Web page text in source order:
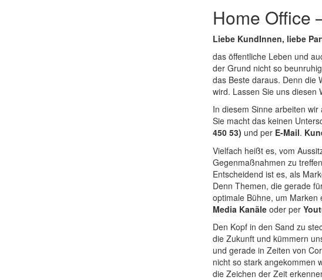
Home Office
Liebe KundInnen, liebe
das öffentliche Leben und
der Grund nicht so
das Beste daraus. Denn die
wird. Lassen Sie uns diesen
In diesem Sinne arbeiten
Sie macht das keinen
450 53) und per E-Mail.
Vielfach heißt es, vom
Gegenmaßnahmen zu
Entscheidend ist es, als
Denn Themen, die gerade
optimale Bühne, um Marken
Media Kanäleoder per
Den Kopf in den Sand zu
die Zukunft und kümmern
und gerade in Zeiten von
nicht so stark angekommen
die Zeichen der Zeit